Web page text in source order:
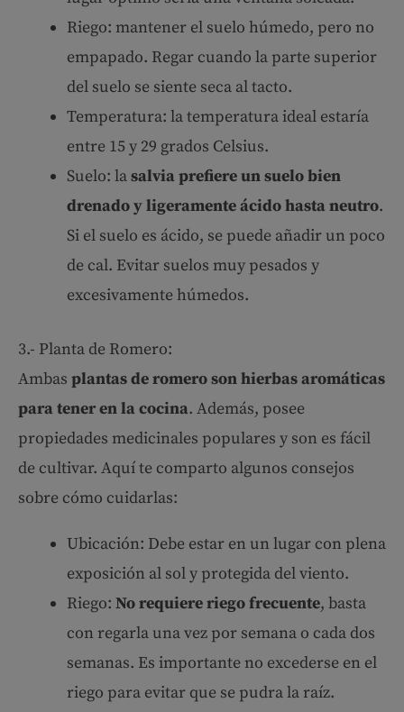
Riego: mantener el suelo húmedo, pero no
empapado. Regar cuando la parte superior
del suelo se siente seca al tacto.
Temperatura: la temperatura ideal estaría
entre 15 y 29 grados Celsius.
Suelo: lasalvia prefiere un suelo bien
drenado y ligeramente ácido hasta neutro.
Si el suelo es ácido, se puede añadir un poco
de cal. Evitar suelos muy pesados y
excesivamente húmedos.
3.- Planta de Romero:
Ambas plantas de romero son hierbas aromáticas
para tener en la cocina. Además, posee
propiedades medicinales populares y son es fácil
de cultivar. Aquí te comparto algunos consejos
sobre cómo cuidarlas:
Ubicación: Debe estar en un lugar con plena
exposición al sol y protegida del viento.
Riego: No requiere riego frecuente, basta
con regarla una vez por semana o cada dos
semanas. Es importante no excederse en el
riego para evitar que se pudra la raíz.